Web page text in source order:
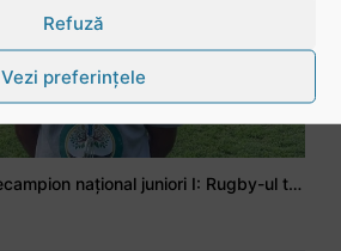
Refuză
Vezi preferințele
Mohamed Salhi, vicecampion național juniori I: Rugby-ul te învață să accepți și înfrângerile